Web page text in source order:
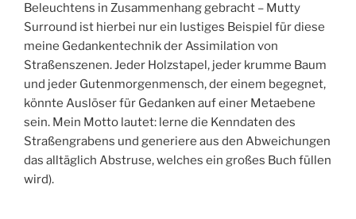
Beleuchtens in Zusammenhang gebracht – Mutty
Surround ist hierbei nur ein lustiges Beispiel für diese
meine Gedankentechnik der Assimilation von
Straßenszenen. Jeder Holzstapel, jeder krumme Baum
und jeder Gutenmorgenmensch, der einem begegnet,
könnte Auslöser für Gedanken auf einer Metaebene
sein. Mein Motto lautet: lerne die Kenndaten des
Straßengrabens und generiere aus den Abweichungen
das alltäglich Abstruse, welches ein großes Buch füllen
wird).